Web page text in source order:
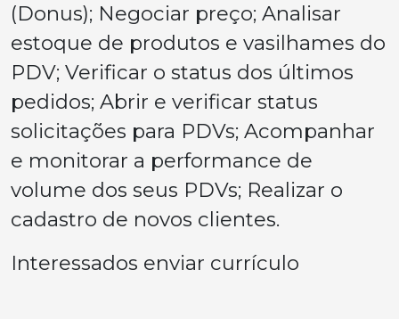
(Donus); Negociar preço; Analisar
estoque de produtos e vasilhames do
PDV; Verificar o status dos últimos
pedidos; Abrir e verificar status
solicitações para PDVs; Acompanhar
e monitorar a performance de
volume dos seus PDVs; Realizar o
cadastro de novos clientes.
Interessados enviar currículo